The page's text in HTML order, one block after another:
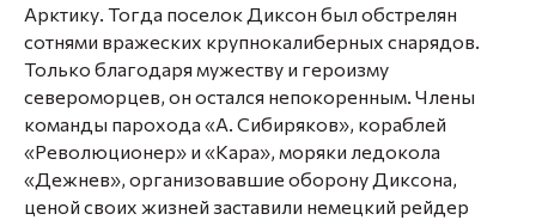
Арктику. Тогда поселок Диксон был обстрелян
сотнями вражеских крупнокалиберных снарядов.
Только благодаря мужеству и героизму
североморцев, он остался непокоренным. Члены
команды парохода «А. Сибиряков», кораблей
«Революционер» и «Кара», моряки ледокола
«Дежнев», организовавшие оборону Диксона,
ценой своих жизней заставили немецкий рейдер